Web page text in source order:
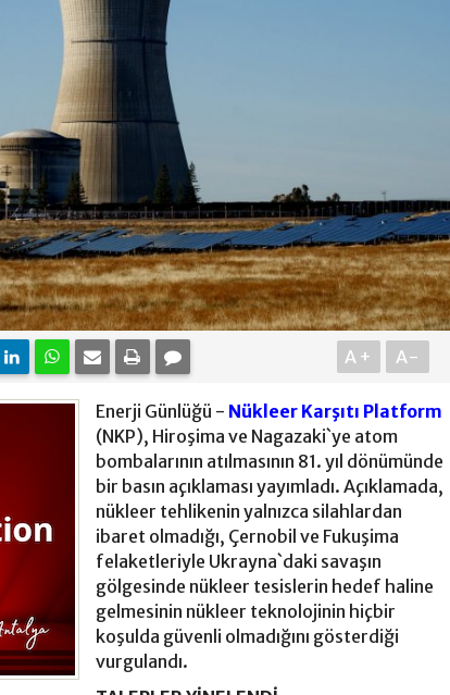
A+ A-
Enerji Günlüğü - Nükleer Karşıtı Platform
(NKP), Hiroşima ve Nagazaki`ye atom
bombalarının atılmasının 81. yıl dönümünde
bir basın açıklaması yayımladı. Açıklamada,
nükleer tehlikenin yalnızca silahlardan
ibaret olmadığı, Çernobil ve Fukuşima
felaketleriyle Ukrayna`daki savaşın
gölgesinde nükleer tesislerin hedef haline
gelmesinin nükleer teknolojinin hiçbir
koşulda güvenli olmadığını gösterdiği
vurgulandı.